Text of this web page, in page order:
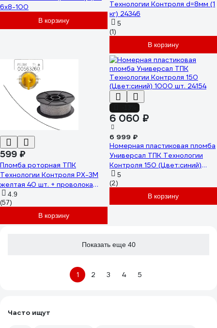
6х8-100
В корзину
Технологии Контроля d=8мм (1
кг) 24346
5
(1)
В корзину
599 ₽
Пломба роторная ТПК
Технологии Контроля РХ-3М
желтая 40 шт. + проволока
пломбировочная 0.5/50м
нержавейка 24269
4.9
(57)
В корзину
6 060 ₽
6 999 ₽
Номерная пластиковая пломба
Универсал ТПК Технологии
Контроля 150 (Цвет:синий)
1000 шт. 24154
5
(2)
В корзину
Показать еще 40
1 2 3 4 5
Часто ищут